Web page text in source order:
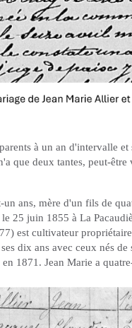
à un an d'intervalle
que deux tantes, peut-
un ans, mère d'un fils de
25 juin 1855 à La
est cultivateur
dix ans avec ceux nés
1871. Jean Marie a